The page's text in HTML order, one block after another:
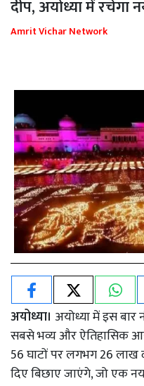
दीप, अयोध्या में रचेगा
Amrit Vichar Network
अयोध्या। अयोध्या में इस
सबसे भव्य और ऐतिहासिक
56 घाटों पर लगभग 26 लाख
दिए बिछाए जाएंगे, जो एक